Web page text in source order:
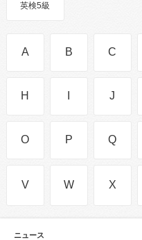
英検5級
A B C
H J
O P Q
V W X
ニュース